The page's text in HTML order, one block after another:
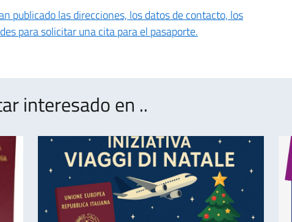
publicado las direcciones, los datos de contacto, los
para solicitar una cita para el pasaporte.
interesado en ..